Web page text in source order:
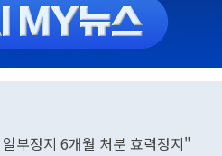
부정지 6개월 처분 효력정지"